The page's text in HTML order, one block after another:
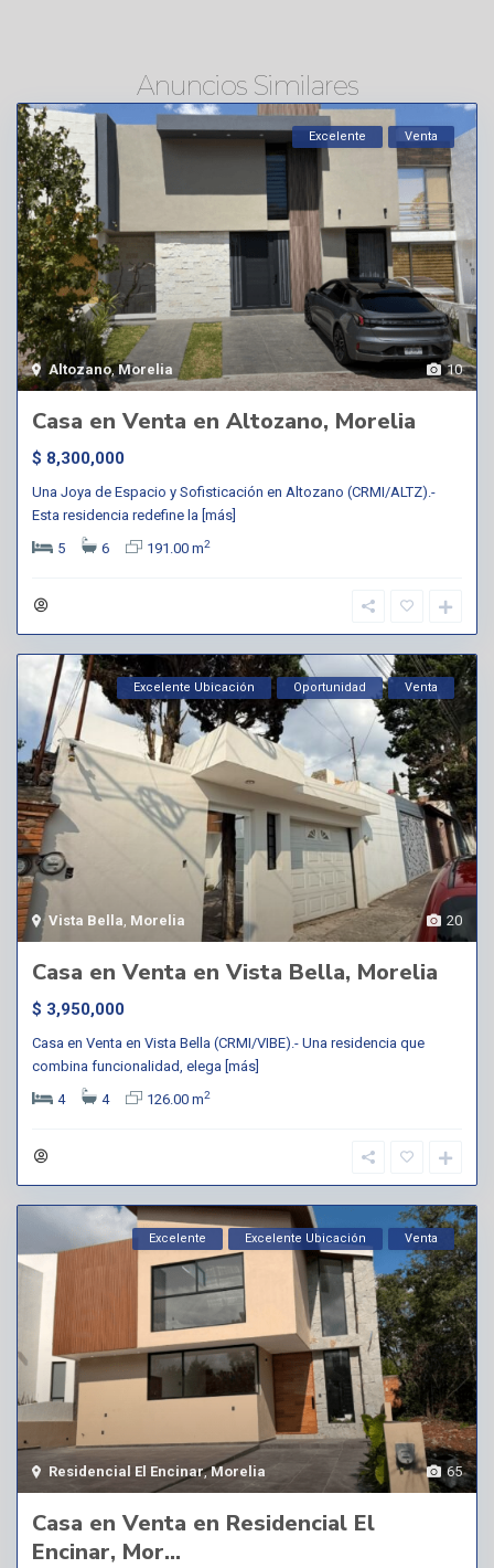
Anuncios Similares
10
Altozano,Morelia
Excelente Venta
Casa en Venta en Altozano, Morelia
$ 8,300,000
Una Joya de Espacio y Sofisticación en Altozano (CRMI/ALTZ).-
Esta residencia redefine la [más]
5
6 191.00 m2
20
Vista Bella Morelia
Excelente Ubicación Oportunidad Venta
Casa en Venta en Vista Bella, Morelia
$ 3,950,000
Casa en Venta en Vista Bella (CRMI/VIBE).- Una residencia que
combina funcionalidad, elega [más]
4
4 126.00 m2
65
Residencial El Encinar,Morelia
Excelente Excelente Ubicación Venta
Casa en Venta en Residencial El
Encinar, Mor...